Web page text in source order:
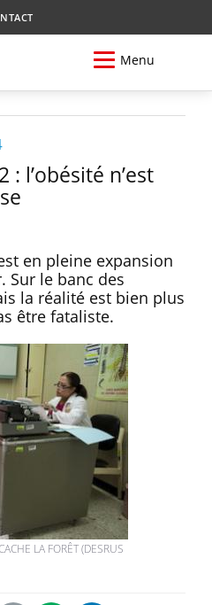
Menu
l’obésité n’est
en pleine expansion
Sur le banc des
la réalité est bien plus
être fataliste.
LA FORÊT (DESRUS